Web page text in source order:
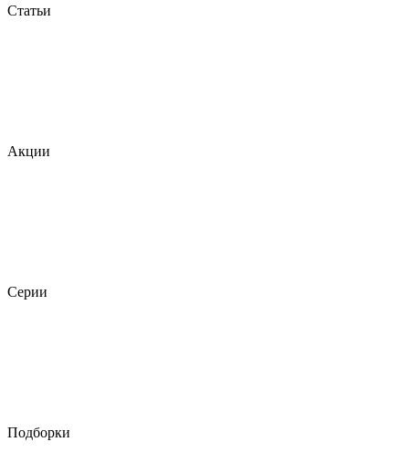
Статьи
Акции
Серии
Подборки